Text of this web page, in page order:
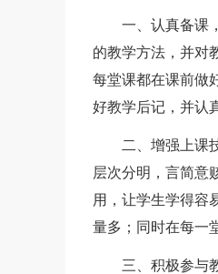
一、认真备课，
的教学方法，并对
每堂课都在课前做
好教学后记，并认
二、增强上课技
层次分明，言简意
用，让学生学得容
量多；同时在每一
三、积极参与教